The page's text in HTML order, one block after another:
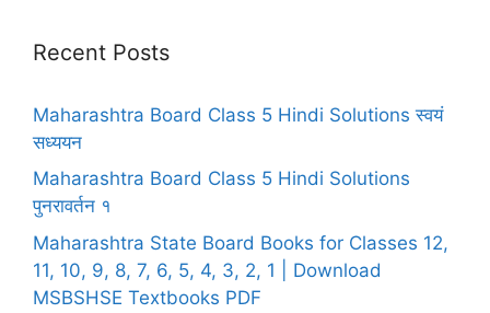
Recent Posts
Maharashtra Board Class 5 Hindi Solutions स्वयं
सध्ययन
Maharashtra Board Class 5 Hindi Solutions
पुनरावर्तन १
Maharashtra State Board Books for Classes 12,
11, 10, 9, 8, 7, 6, 5, 4, 3, 2, 1 | Download
MSBSHSE Textbooks PDF